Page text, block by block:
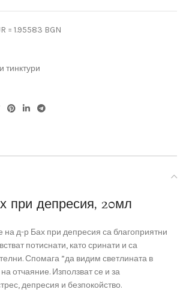
= 1.95583 BGN
тинктури
при депресия, 20мл
на д-р Бах при депресия са благоприятни
потиснати, като сринати и са
Спомага ”да видим светлината в
отчаяние. Използват се и за
депресия и безпокойство.